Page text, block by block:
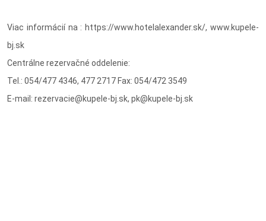
Viac informácií na : https://www.hotelalexander.sk/, www.kupele-
bj.sk
Centrálne rezervačné oddelenie:
Tel.: 054/477 4346, 477 2717 Fax: 054/472 3549
E-mail: rezervacie@kupele-bj.sk, pk@kupele-bj.sk